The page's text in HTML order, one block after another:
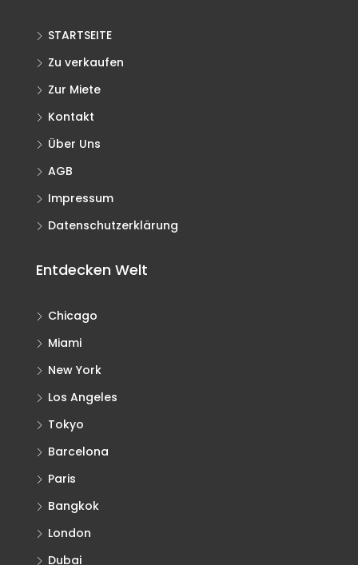
STARTSEITE
Zu verkaufen
Zur Miete
Kontakt
Über Uns
AGB
Impressum
Datenschutzerklärung
Entdecken Welt
Chicago
Miami
New York
Los Angeles
Tokyo
Barcelona
Paris
Bangkok
London
Dubai